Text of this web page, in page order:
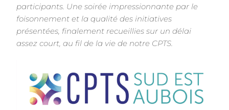
participants. Une soirée impressionnante par le
foisonnement et laqualité des initiatives
présentées, finalement recueillies sur un délai
assez court, au fil de la vie de notre CPTS.